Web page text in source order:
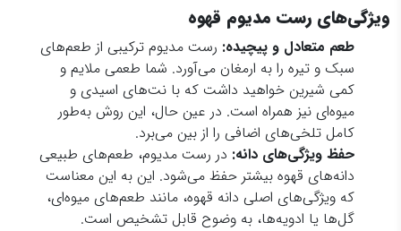
ویژگی‌های رست مدیوم قهوه
طعم متعادل و پیچیده: رست مدیوم ترکیبی از طعم‌های
سبک و تیره را به ارمغان می‌آورد. شما طعمی ملایم و
کمی شیرین خواهید داشت که با نت‌های اسیدی و
میوه‌ای نیز همراه است. در عین حال، این روش به‌طور
کامل تلخی‌های اضافی را از بین می‌برد.
حفظ ویژگی‌های دانه: در رست مدیوم، طعم‌های طبیعی
دانه‌های قهوه بیشتر حفظ می‌شود. این به این معناست
که ویژگی‌های اصلی دانه قهوه، مانند طعم‌های میوه‌ای،
گل‌ها یا ادویه‌ها، به وضوح قابل تشخیص است.